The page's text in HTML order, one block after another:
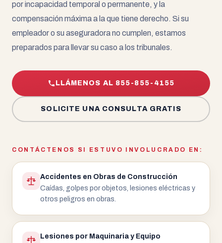
por incapacidad temporal o permanente, y la
compensación máxima a la que tiene derecho. Si su
empleador o su aseguradora no cumplen, estamos
preparados para llevar su caso a los tribunales.
LLÁMENOS AL 855-855-4155
SOLICITE UNA CONSULTA GRATIS
CONTÁCTENOS SI ESTUVO INVOLUCRADO EN:
Accidentes en Obras de Construcción
Caídas, golpes por objetos, lesiones eléctricas y
otros peligros en obras.
Lesiones por Maquinaria y Equipo